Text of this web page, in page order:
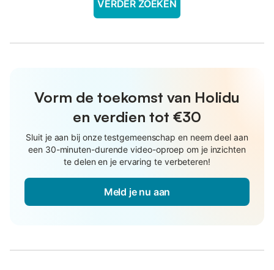
VERDER ZOEKEN
Vorm de toekomst van Holidu
en verdien tot €30
Sluit je aan bij onze testgemeenschap en neem deel aan
een 30-minuten-durende video-oproep om je inzichten
te delen en je ervaring te verbeteren!
Meld je nu aan